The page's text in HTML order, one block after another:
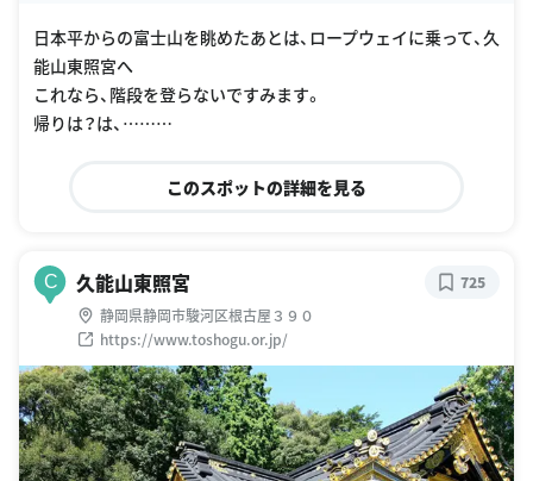
日本平からの富士山を眺めたあとは、ロープウェイに乗って、久
能山東照宮へ
これなら、階段を登らないですみます。
帰りは？は、………
このスポットの詳細を見る
C 久能山東照宮
静岡県静岡市駿河区根古屋３９０
https://www.toshogu.or.jp/
725